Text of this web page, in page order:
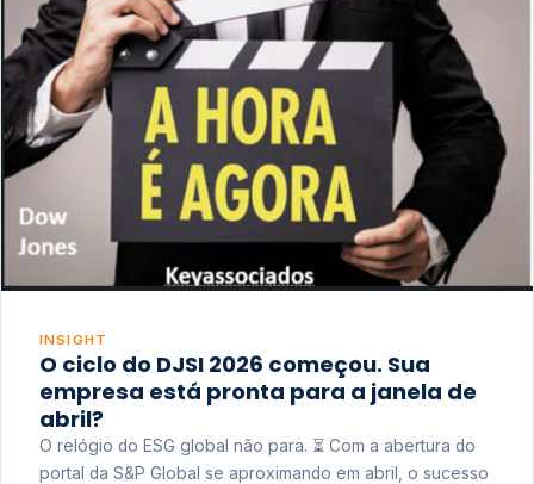
INSIGHT
O ciclo do DJSI 2026 começou. Sua
empresa está pronta para a janela de
abril?
O relógio do ESG global não para. ⏳ Com a abertura do
portal da S&P Global se aproximando em abril, o sucesso